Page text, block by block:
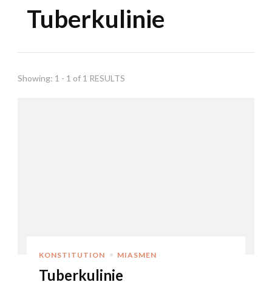
Tuberkulinie
Showing: 1 - 1 of 1 RESULTS
KONSTITUTION MIASMEN
Tuberkulinie